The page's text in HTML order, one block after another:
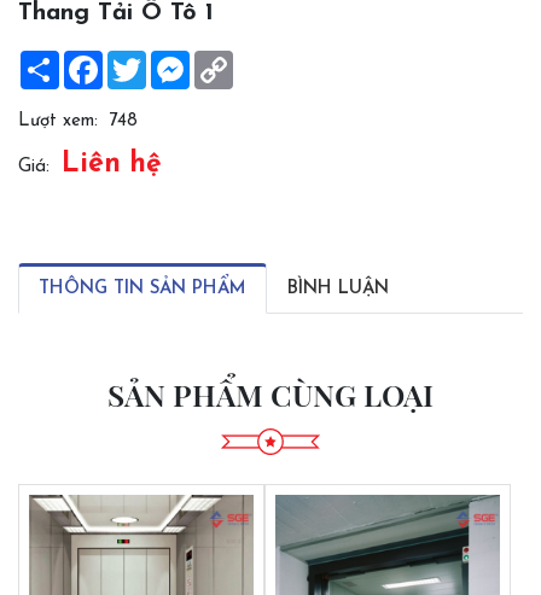
Thang Tải Ô Tô 1
Share Facebook
TwitterMessenger
Lượt xem: 748
Giá: Liên hệ
THÔNG TIN SẢN PHẨM BÌNH LUẬN
SẢN PHẨM CÙNG LOẠI